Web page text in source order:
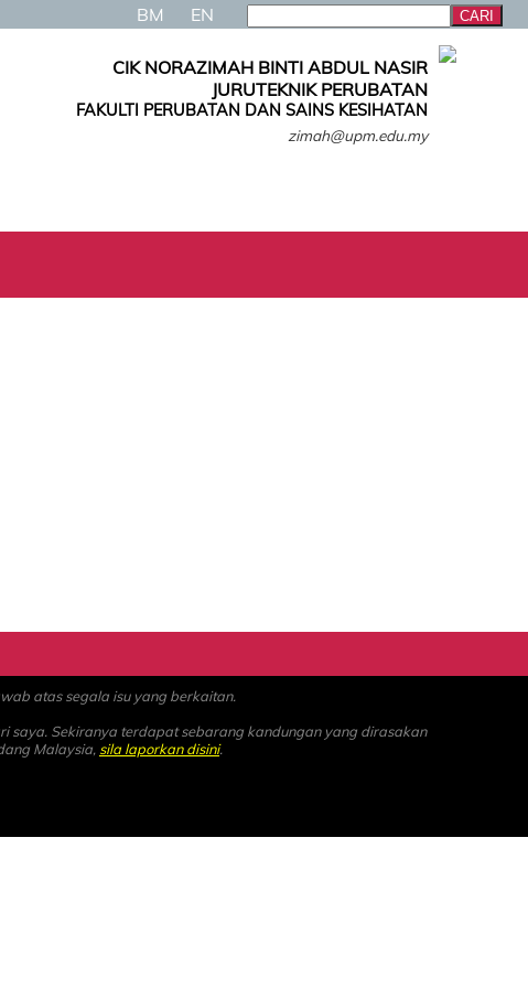
BM EN
CIK NORAZIMAH BINTI ABDUL NASIR
JURUTEKNIK PERUBATAN
FAKULTI PERUBATAN DAN SAINS KESIHATAN
zimah@upm.edu.my
atas segala isu yang berkaitan.
saya. Sekiranya terdapat sebarang kandungan yang dirasakan
Malaysia, sila laporkan disini.